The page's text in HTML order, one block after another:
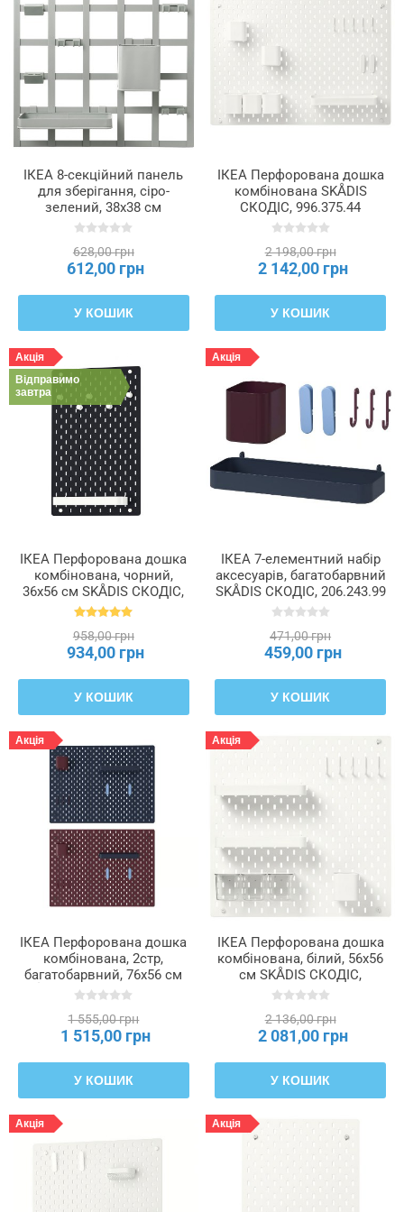
ІКЕА 8-секційний панель
для зберігання, сіро-
зелений, 38x38 см
SNICKRA СНІКРА,
628,00 грн
612,00 грн
У КОШИК
ІКЕА Перфорована дошка
комбінована SKÅDIS
СКОДІС, 996.375.44
2 198,00 грн
2 142,00 грн
У КОШИК
Акція
Відправимо
завтра
ІКЕА Перфорована дошка
комбінована, чорний,
36x56 см SKÅDIS СКОДІС,
295.159.75
958,00 грн
934,00 грн
У КОШИК
Акція
ІКЕА 7-елементний набір
аксесуарів, багатобарвний
SKÅDIS СКОДІС, 206.243.99
471,00 грн
459,00 грн
У КОШИК
Акція
ІКЕА Перфорована дошка
комбінована, 2стр,
багатобарвний, 76x56 см
SKÅDIS СКОДІС, 396.235.40
1 555,00 грн
1 515,00 грн
У КОШИК
Акція
ІКЕА Перфорована дошка
комбінована, білий, 56x56
см SKÅDIS СКОДІС,
496.375.51
2 136,00 грн
2 081,00 грн
У КОШИК
Акція Акція